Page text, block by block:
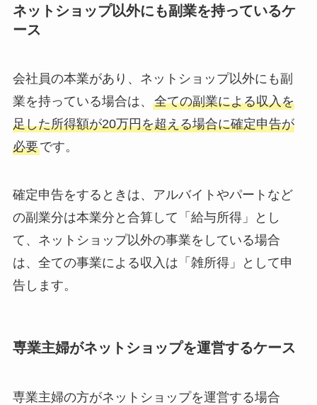
ネットショップ以外にも副業を持っているケ
ース
会社員の本業があり、ネットショップ以外にも副
業を持っている場合は、 全ての副業による収入を
足した所得額が20万円を超える場合に確定申告が
必要です。
確定申告をするときは、アルバイトやパートなど
の副業分は本業分と合算して「給与所得」とし
て、ネットショップ以外の事業をしている場合
は、全ての事業による収入は「雑所得」として申
告します。
専業主婦がネットショップを運営するケース
専業主婦の方がネットショップを運営する場合